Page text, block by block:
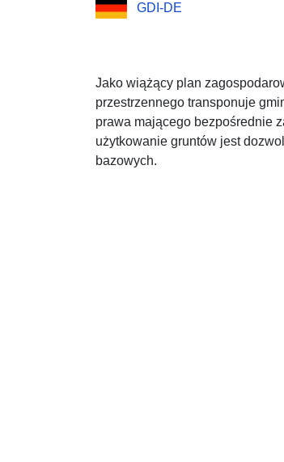
GDI-DE
Jako wiążący plan
przestrzennego transponuje
prawa mającego bezpośrednie
użytkowanie gruntów jest
bazowych.